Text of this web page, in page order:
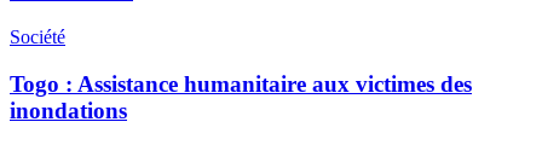
Société
Togo : Assistance humanitaire aux victimes des
inondations